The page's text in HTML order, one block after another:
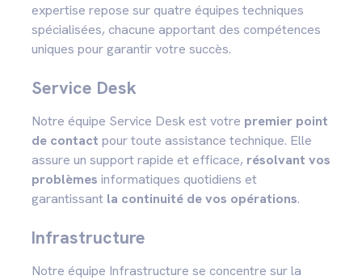
expertise repose sur quatre équipes techniques
spécialisées, chacune apportant des compétences
uniques pour garantir votre succès.
Service Desk
Notre équipe Service Desk est votre premier point
de contact pour toute assistance technique. Elle
assure un support rapide et efficace, résolvant vos
problèmes informatiques quotidiens et
garantissant la continuité de vos opérations.
Infrastructure
Notre équipe Infrastructure se concentre sur la